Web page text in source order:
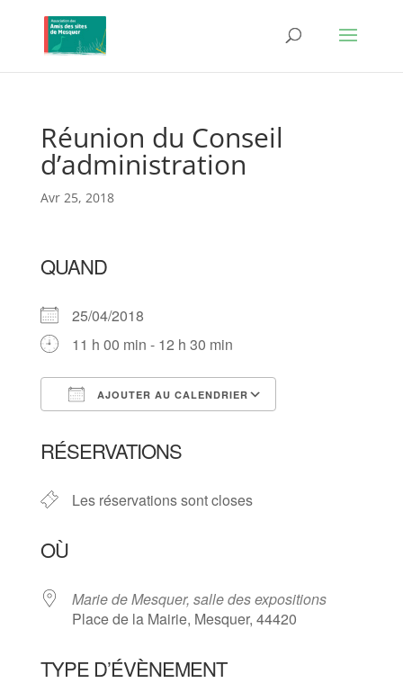
Réunion du Conseil
d’administration
Avr 25, 2018
QUAND
25/04/2018
11 h 00 min - 12 h 30 min
AJOUTER AU CALENDRIER
RÉSERVATIONS
Les réservations sont closes
OÙ
Marie de Mesquer, salle des expositions
Place de la Mairie, Mesquer, 44420
TYPE D’ÉVÈNEMENT